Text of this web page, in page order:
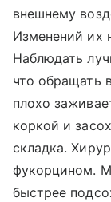
внешнему
Изменений их
Наблюдать
что обращать
плохо
коркой и
складка.
фукорцином.
быстрее